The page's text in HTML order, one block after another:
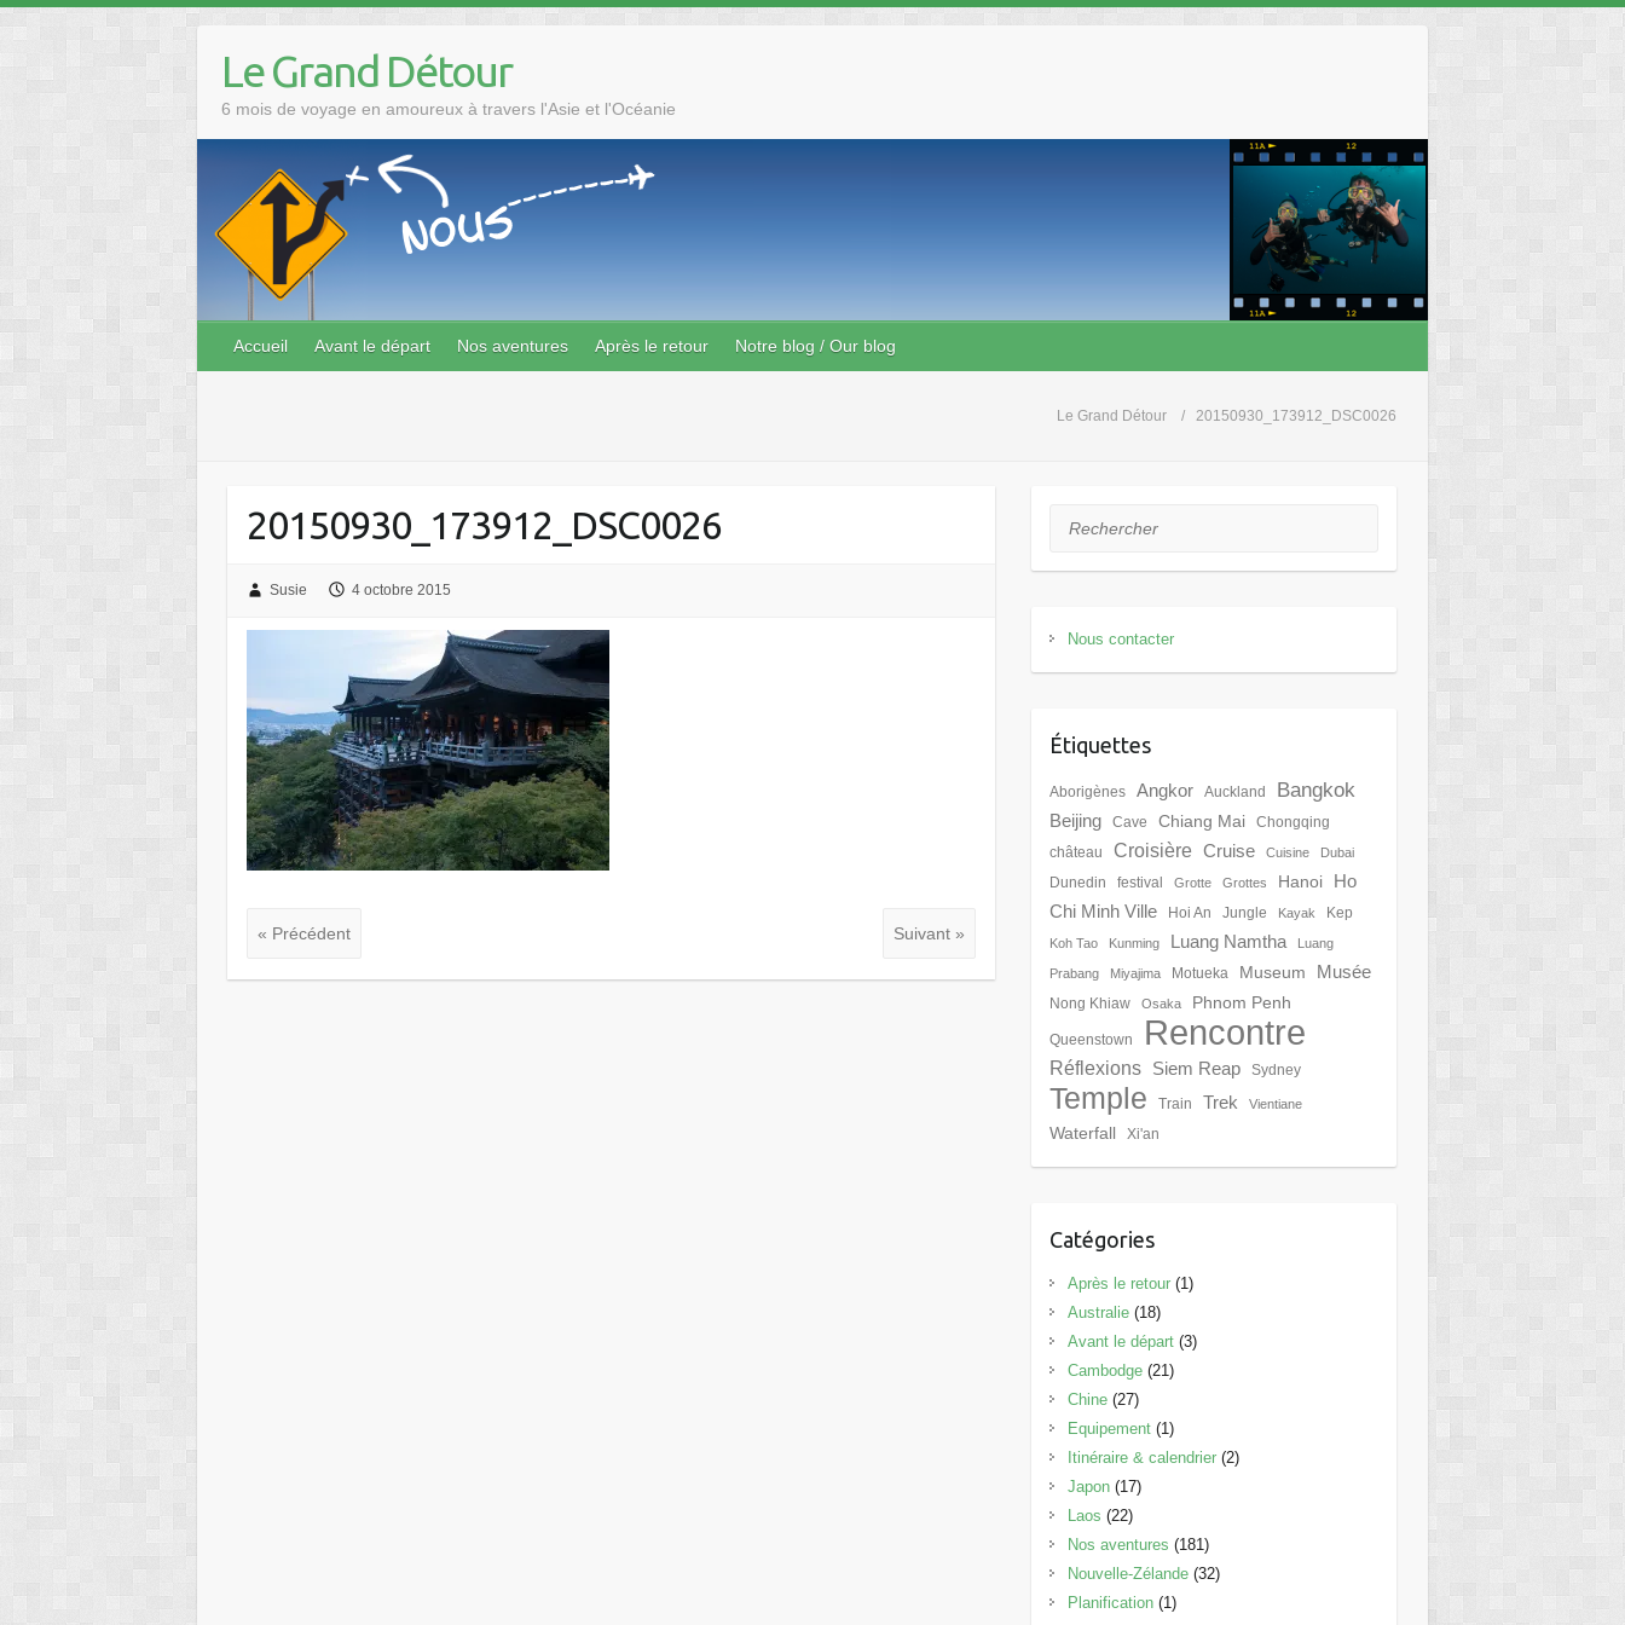
content
Le Grand Détour
6 mois de voyage en amoureux à travers l'Asie et l'Océanie
Accueil Avant le départ Nos aventures Après le retour Notre blog / Our blog
Le Grand Détour 20150930_173912_DSC0026
20150930_173912_DSC0026
Susie 4 octobre 2015
« Précédent Suivant »
Rechercher
Nous contacter
Étiquettes
Aborigènes Angkor Auckland Bangkok
Beijing Cave Chiang Mai
Chongqing
château
Croisière Cruise Cuisine Dubai
Dunedin festival Grotte Grottes Hanoi
Ho
Chi Minh Ville
Hoi An Jungle Kayak Kep
Koh Tao Kunming Luang Namtha Luang
Prabang Miyajima Motueka Museum Musée
Nong Khiaw Osaka Phnom Penh
Queenstown Rencontre
Réflexions Siem Reap Sydney
Temple Train Trek Vientiane
Waterfall Xi'an
Catégories
Après le retour(1)
Australie(18)
Avant le départ(3)
Cambodge(21)
Chine(27)
Equipement(1)
Itinéraire & calendrier(2)
Japon(17)
Laos (22)
Nos aventures (181)
Nouvelle-Zélande(32)
Planification(1)